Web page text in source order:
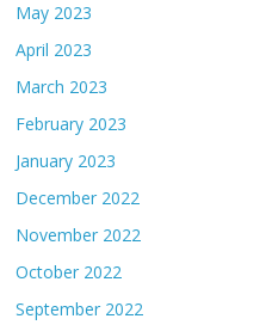
May 2023
April 2023
March 2023
February 2023
January 2023
December 2022
November 2022
October 2022
September 2022